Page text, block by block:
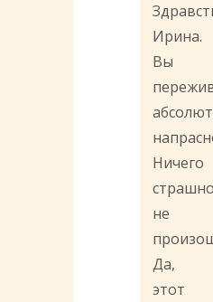
Ирина.
Вы
Ничего
не
Да,
этот